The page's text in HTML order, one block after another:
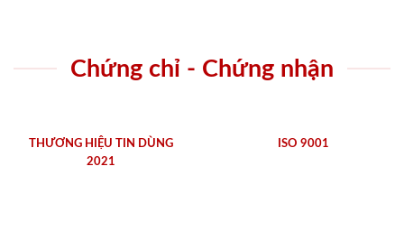
Chứng chỉ - Chứng nhận
THƯƠNG HIỆU TIN DÙNG
2021
ISO 9001